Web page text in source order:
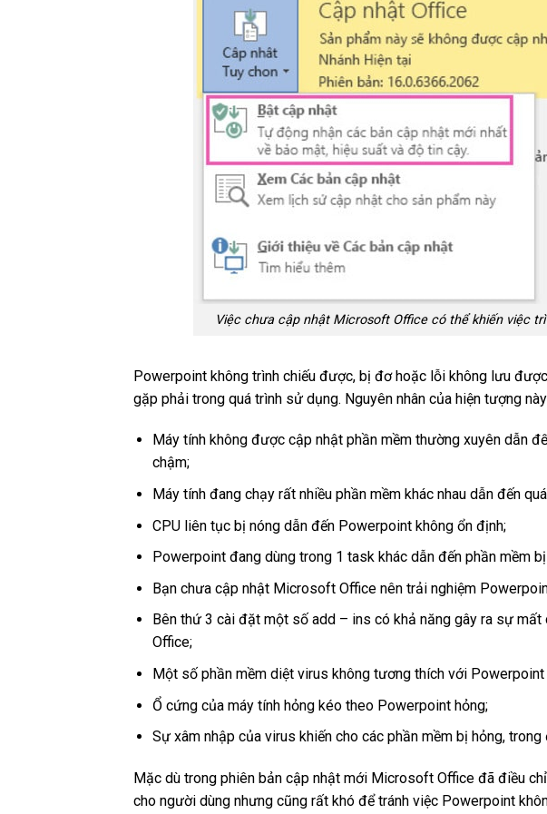
Việc chưa cập nhật Microsoft Office có thể khiến việc
Powerpoint không trình chiếu được, bị đơ hoặc lỗi không lưu
gặp phải trong quá trình sử dụng. Nguyên nhân của hiện tượng
Máy tính không được cập nhật phần mềm thường xuyên dẫn
chậm;
Máy tính đang chạy rất nhiều phần mềm khác nhau dẫn đến
CPU liên tục bị nóng dẫn đến Powerpoint không ổn định;
Powerpoint đang dùng trong 1 task khác dẫn đến phần mềm
Bạn chưa cập nhật Microsoft Office nên trải nghiệm
Bên thứ 3 cài đặt một số add – ins có khả năng gây ra sự
Office;
Một số phần mềm diệt virus không tương thích với
Ổ cứng của máy tính hỏng kéo theo Powerpoint hỏng;
Sự xâm nhập của virus khiến cho các phần mềm bị hỏng,
Mặc dù trong phiên bản cập nhật mới Microsoft Office đã điều
cho người dùng nhưng cũng rất khó để tránh việc Powerpoint